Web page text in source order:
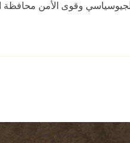
الجيوسياسي وقوى الأمن